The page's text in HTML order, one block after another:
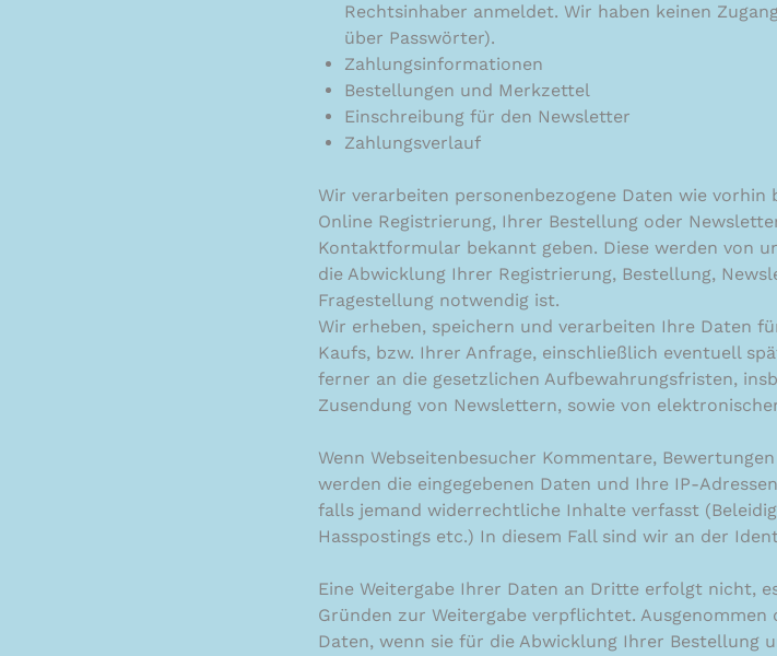
Rechtsinhaber anmeldet. Wir haben keinen
über Passwörter).
Zahlungsinformationen
Bestellungen und Merkzettel
Einschreibung für den Newsletter
Zahlungsverlauf
Wir verarbeiten personenbezogene Daten wie vorhin
Online Registrierung, Ihrer Bestellung oder
Kontaktformular bekannt geben. Diese werden von
die Abwicklung Ihrer Registrierung, Bestellung,
Fragestellung notwendig ist.
Wir erheben, speichern und verarbeiten Ihre Daten
Kaufs, bzw. Ihrer Anfrage, einschließlich eventuell
ferner an die gesetzlichen Aufbewahrungsfristen,
Zusendung von Newslettern, sowie von
Wenn Webseitenbesucher Kommentare,
werden die eingegebenen Daten und Ihre IP-
falls jemand widerrechtliche Inhalte verfasst
Hasspostings etc.) In diesem Fall sind wir an der
Eine Weitergabe Ihrer Daten an Dritte erfolgt nicht,
Gründen zur Weitergabe verpflichtet.
Daten, wenn sie für die Abwicklung Ihrer Bestellung